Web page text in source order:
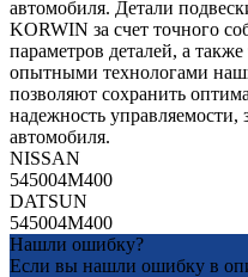
автомобиля. Детали
KORWIN за счет точного
параметров деталей, а
опытными технологами
позволяют сохранить
надежность
автомобиля.
NISSAN
545004M400
DATSUN
545004M400
Нашли ошибку?
Если вы нашли ошибку в